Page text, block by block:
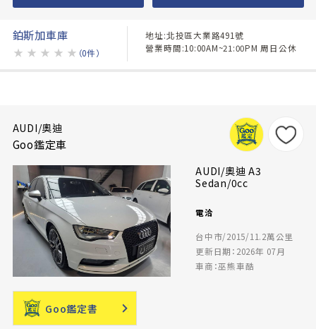
鉑斯加車庫
★ ★ ★ ★ ★ （0件）
地址:北投區大業路491號
營業時間:10:00AM~21:00PM 周日公休
AUDI/奧迪
Goo鑑定車
AUDI/奧迪 A3
Sedan/0cc
電洽
台中市/2015/11.2萬公里
更新日期：2026年 07月
車商：巫熊車酷
Goo鑑定書